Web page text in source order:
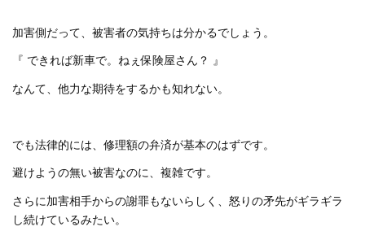
加害側だって、被害者の気持ちは分かるでしょう。
『 できれば新車で。ねぇ保険屋さん？ 』
なんて、他力な期待をするかも知れない。
でも法律的には、修理額の弁済が基本のはずです。
避けようの無い被害なのに、複雑です。
さらに加害相手からの謝罪もないらしく、怒りの矛先がギラギラ
し続けているみたい。